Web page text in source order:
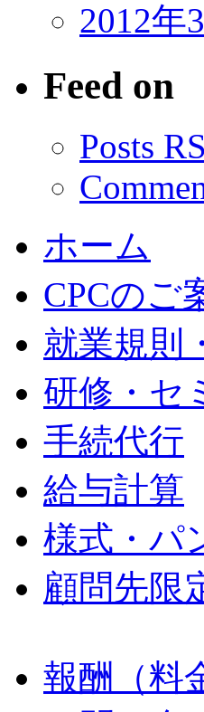
2012年
Feed on
Posts
ホーム
CPCのご
就業規則
研修・セ
手続代行
給与計算
様式・パ
顧問先限
報酬（料